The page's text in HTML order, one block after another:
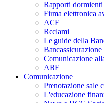
Rapporti dormienti
Firma elettronica
ACF
Reclami
Le guide della
Bancassicurazione
Comunicazione
ABF
Comunicazione
Prenotazione sale
L'educazione